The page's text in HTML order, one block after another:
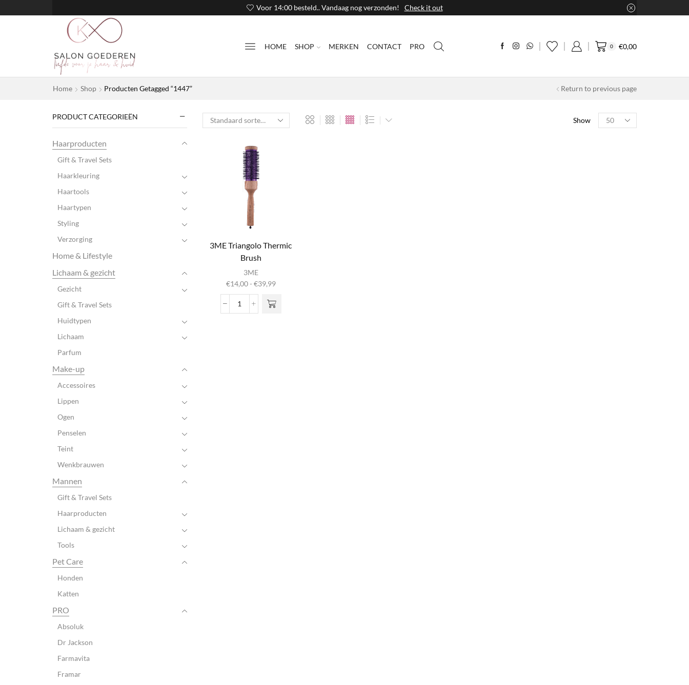
Voor 14:00 besteld.. Vandaag nog verzonden! Check it out
HOME SHOP MERKEN CONTACT PRO 0 €0,00
Home Shop Producten Getagged “1447” Return to previous page
Show
Products
per
3ME Triangolo Thermic
Brush
3ME
€14,00- €39,99Prijsklasse:
tot
3ME
heeft
meerdere
optie kan
PRODUCT CATEGORIEËN
Haarproducten
Gift & Travel Sets
Haarkleuring
Haartools
Haartypen
Styling
Verzorging
Home & Lifestyle
Lichaam & gezicht
Gezicht
Gift & Travel Sets
Huidtypen
Lichaam
Parfum
Make-up
Accessoires
Lippen
Ogen
Penselen
Teint
Wenkbrauwen
Mannen
Gift & Travel Sets
Haarproducten
Lichaam & gezicht
Tools
Pet Care
Honden
Katten
PRO
Absoluk
Dr Jackson
Farmavita
Framar